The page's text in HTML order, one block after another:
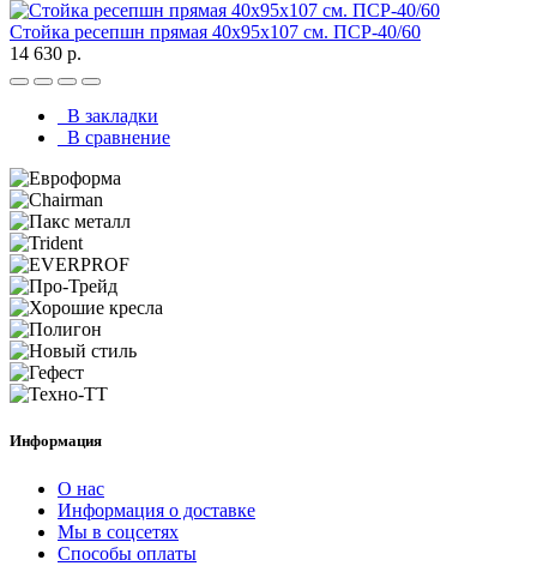
Стойка ресепшн прямая 40х95х107 см. ПСР-40/60
14 630 р.
В закладки
В сравнение
Информация
О нас
Информация о доставке
Мы в соцсетях
Способы оплаты